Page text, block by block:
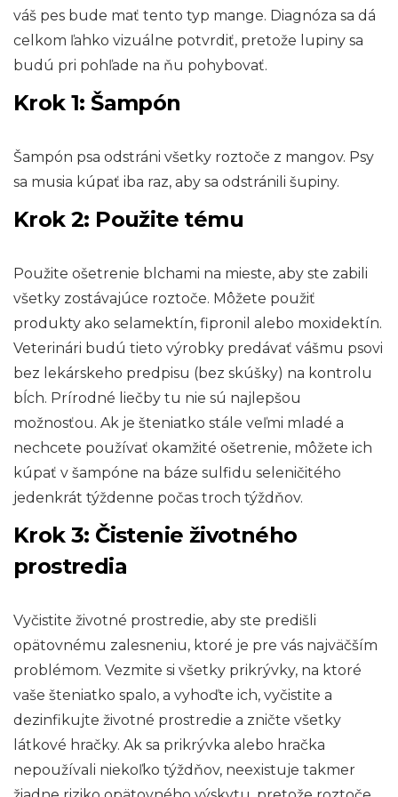
váš pes bude mať tento typ mange. Diagnóza sa dá
celkom ľahko vizuálne potvrdiť, pretože lupiny sa
budú pri pohľade na ňu pohybovať.
Krok 1: Šampón
Šampón psa odstráni všetky roztoče z mangov. Psy
sa musia kúpať iba raz, aby sa odstránili šupiny.
Krok 2: Použite tému
Použite ošetrenie blchami na mieste, aby ste zabili
všetky zostávajúce roztoče. Môžete použiť
produkty ako selamektín, fipronil alebo moxidektín.
Veterinári budú tieto výrobky predávať vášmu psovi
bez lekárskeho predpisu (bez skúšky) na kontrolu
bĺch. Prírodné liečby tu nie sú najlepšou
možnosťou. Ak je šteniatko stále veľmi mladé a
nechcete používať okamžité ošetrenie, môžete ich
kúpať v šampóne na báze sulfidu seleničitého
jedenkrát týždenne počas troch týždňov.
Krok 3: Čistenie životného
prostredia
Vyčistite životné prostredie, aby ste predišli
opätovnému zalesneniu, ktoré je pre vás najväčším
problémom. Vezmite si všetky prikrývky, na ktoré
vaše šteniatko spalo, a vyhoďte ich, vyčistite a
dezinfikujte životné prostredie a zničte všetky
látkové hračky. Ak sa prikrývka alebo hračka
nepoužívali niekoľko týždňov, neexistuje takmer